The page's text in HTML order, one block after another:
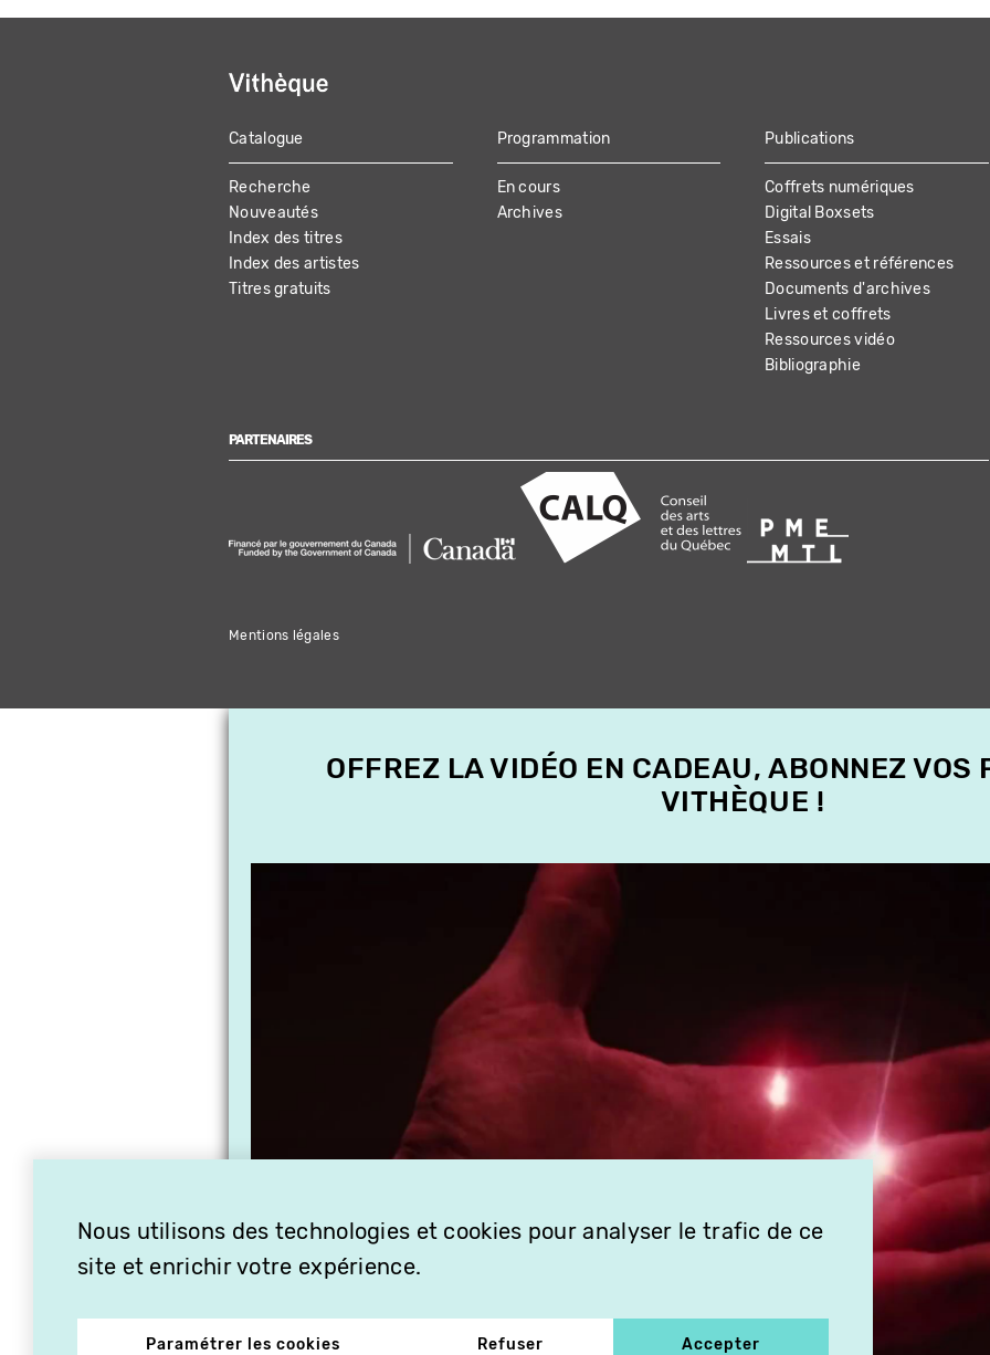
MAIN
NAVIGATION
Catalogue
Recherche
Nouveautés
Index des titres
Index des artistes
Titres gratuits
Programmation
En cours
Archives
Publications
Coffrets numériques
Digital Boxsets
Essais
Ressources et références
Documents d'archives
Livres et coffrets
Ressources vidéo
Bibliographie
PARTENAIRES
Mentions légales
Nous utilisons des technologies et cookies pour analyser le trafic de ce
site et enrichir votre expérience.
Paramétrer les cookies Refuser Accepter
OFFREZ LA VIDÉO EN CADEAU, ABONNEZ VOS
VITHÈQUE !